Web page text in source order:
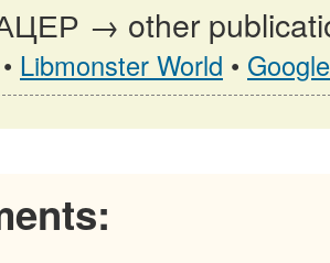
→ other
• Libmonster World • Google